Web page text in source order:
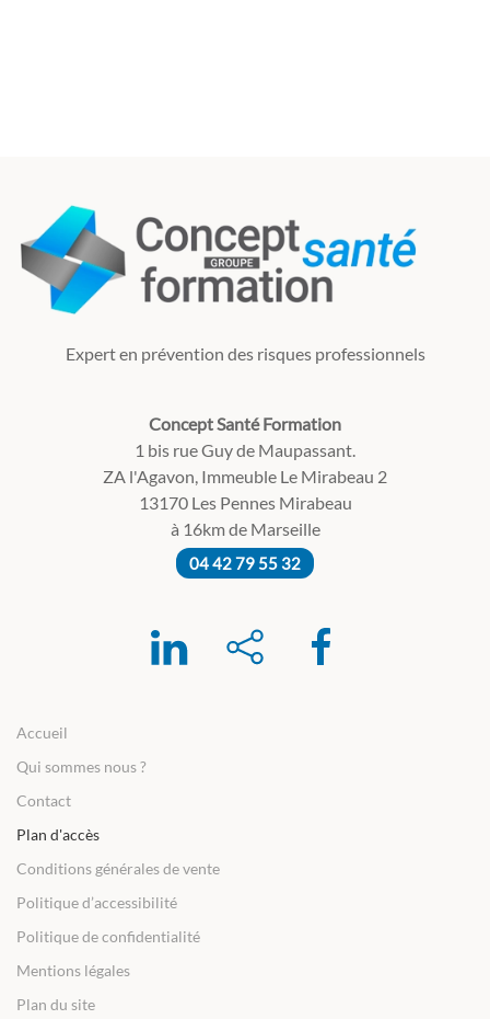
Expert en prévention des risques professionnels
Concept Santé Formation
1 bis rue Guy de Maupassant.
ZA l'Agavon, Immeuble Le Mirabeau 2
13170 Les Pennes Mirabeau
à 16km de Marseille
04 42 79 55 32
Accueil
Qui sommes nous ?
Contact
Plan d'accès
Conditions générales de vente
Politique d’accessibilité
Politique de confidentialité
Mentions légales
Plan du site